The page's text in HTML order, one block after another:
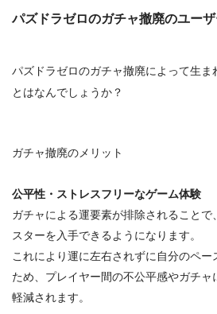
パズドラゼロのガチャ撤廃のユー
パズドラゼロのガチャ撤廃によって生ま
とはなんでしょうか？
ガチャ撤廃のメリット
公平性・ストレスフリーなゲーム体験
ガチャによる運要素が排除されることで
スターを入手できるようになります。
これにより運に左右されずに自分のペー
ため、プレイヤー間の不公平感やガチャ
軽減されます。